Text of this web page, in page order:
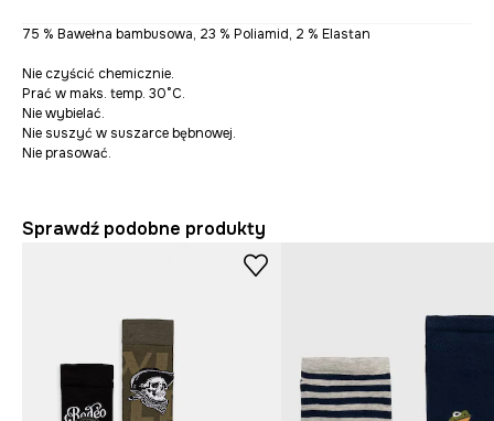
75 % Bawełna bambusowa, 23 % Poliamid, 2 % Elastan
Nie czyścić chemicznie.
Prać w maks. temp. 30°C.
Nie wybielać.
Nie suszyć w suszarce bębnowej.
Nie prasować.
Sprawdź podobne produkty